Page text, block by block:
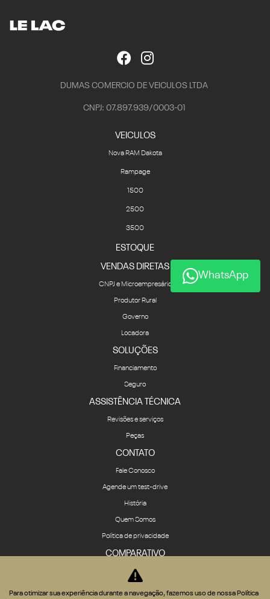
DUMAS COMERCIO DE VEICULOS LTDA
CNPJ: 07.897.939/0003-01
VEICULOS
Nova RAM Dakota
Rampage
1500
2500
3500
ESTOQUE
VENDAS DIRETAS
CNPJ e Microempresário
Produtor Rural
Governo
Locadora
SOLUÇÕES
Financiamento
Seguro
ASSISTÊNCIA TÉCNICA
Revisões e serviços
Peças
CONTATO
Fale Conosco
Agende um test-drive
História
Quem Somos
Política de privacidade
COMPARATIVO
WhatsApp
Para otimizar sua experiência durante a navegação, fazemos uso de nossa Política